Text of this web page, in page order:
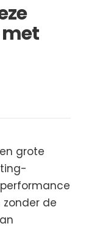
grote
de